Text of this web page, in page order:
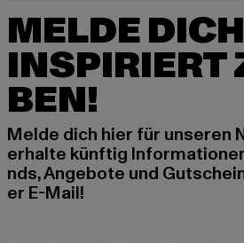
MELDE
INSPIRIERT
BEN!
Melde dich hier für unseren
erhalte künftig
nds, Angebote und
er E-Mail!